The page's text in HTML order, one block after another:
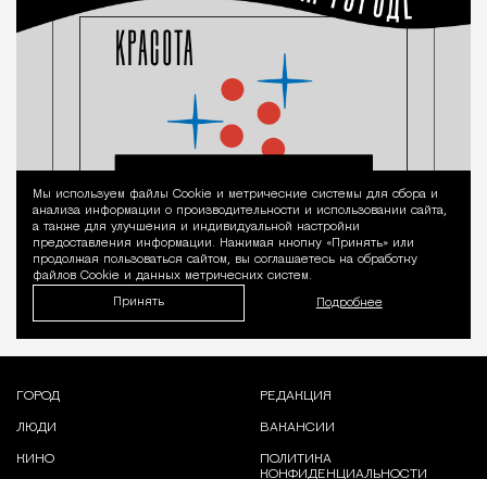
Уведомление
Мы используем файлы Сookie и метрические системы для сбора и
анализа информации о производительности и использовании сайта,
а также для улучшения и индивидуальной настройки
предоставления информации. Нажимая кнопку «Принять» или
продолжая пользоваться сайтом, вы соглашаетесь на обработку
файлов Cookie и данных метрических систем.
Принять Подробнее
ГОРОД
ЛЮДИ
КИНО
РЕДАКЦИЯ
ВАКАНСИИ
ПОЛИТИКА
КОНФИДЕНЦИАЛЬНОСТИ